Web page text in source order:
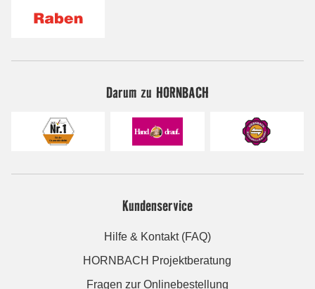
Darum zu HORNBACH
Kundenservice
Hilfe & Kontakt (FAQ)
HORNBACH Projektberatung
Fragen zur Onlinebestellung